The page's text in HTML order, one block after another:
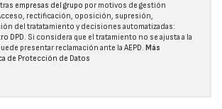
empresas del grupo por motivos de gestión
rectificación, oposición, supresión,
del tratatamiento y decisiones automatizadas:
DPD. Si considera que el tratamiento no se ajusta a la
presentar reclamación ante la AEPD. Más
de Protección de Datos